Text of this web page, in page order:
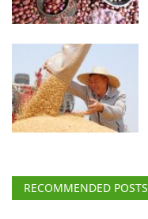
RECOMMENDED POSTS